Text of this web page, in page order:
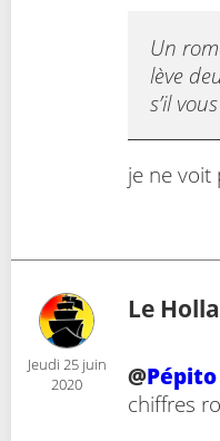
Un
lève
s’il
je ne voit
Jeudi 25 juin
2020
Le
@Pépito
chiffres